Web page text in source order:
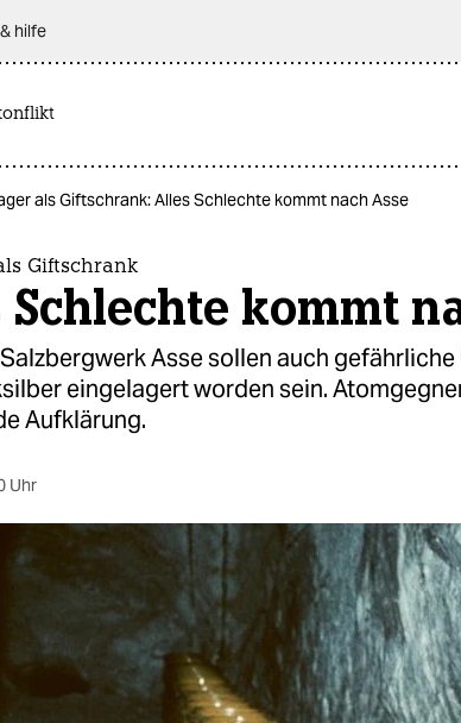
hilfe
als Giftschrank: Alles Schlechte kommt nach Asse
Giftschrank
kommt
Asse sollen auch
eingelagert worden sein.
Aufklärung.
Uhr